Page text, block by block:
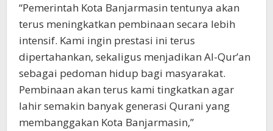
“Pemerintah Kota Banjarmasin tentunya akan
terus meningkatkan pembinaan secara lebih
intensif. Kami ingin prestasi ini terus
dipertahankan, sekaligus menjadikan Al-Qur’an
sebagai pedoman hidup bagi masyarakat.
Pembinaan akan terus kami tingkatkan agar
lahir semakin banyak generasi Qurani yang
membanggakan Kota Banjarmasin,”